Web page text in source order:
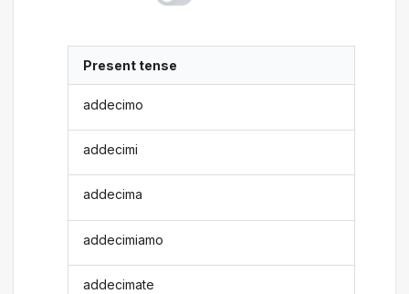
Present tense
addecimo
addecimi
addecima
addecimiamo
addecimate